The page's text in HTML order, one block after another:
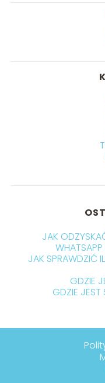
JAK
JAK SPRAWDZIĆ
GDZIE
GDZIE JEST